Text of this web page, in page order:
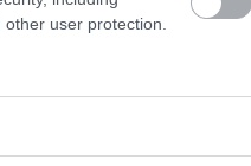
user protection.